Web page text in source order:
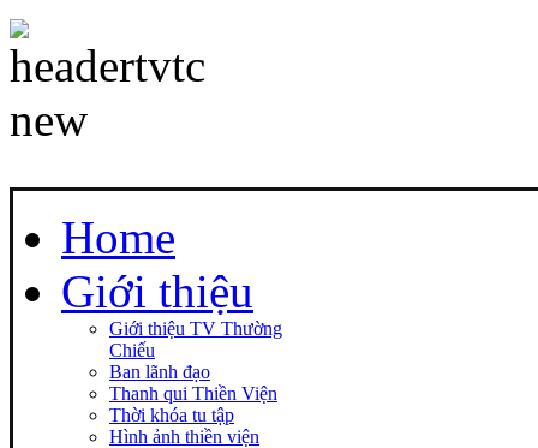
Home
Giới thiệu
Giới thiệu TV Thường
Chiếu
Ban lãnh đạo
Thanh qui Thiền Viện
Thời khóa tu tập
Hình ảnh thiền viện